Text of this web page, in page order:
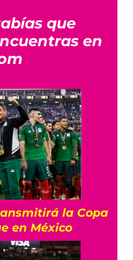
que
en
la Copa
en México